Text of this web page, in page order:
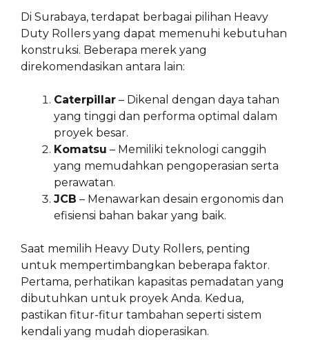
Di Surabaya, terdapat berbagai pilihan Heavy
Duty Rollers yang dapat memenuhi kebutuhan
konstruksi. Beberapa merek yang
direkomendasikan antara lain:
Caterpillar – Dikenal dengan daya tahan
yang tinggi dan performa optimal dalam
proyek besar.
Komatsu – Memiliki teknologi canggih
yang memudahkan pengoperasian serta
perawatan.
JCB – Menawarkan desain ergonomis dan
efisiensi bahan bakar yang baik.
Saat memilih Heavy Duty Rollers, penting
untuk mempertimbangkan beberapa faktor.
Pertama, perhatikan kapasitas pemadatan yang
dibutuhkan untuk proyek Anda. Kedua,
pastikan fitur-fitur tambahan seperti sistem
kendali yang mudah dioperasikan.